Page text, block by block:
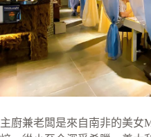
主廚兼老闆是來自南非的美女